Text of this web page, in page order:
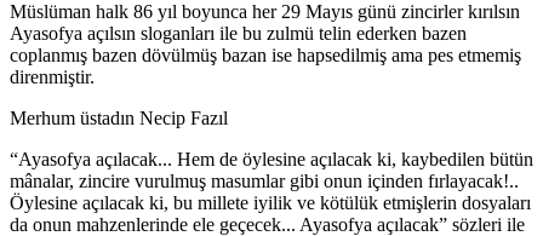
Müslüman halk 86 yıl boyunca her 29 Mayıs günü zincirler kırılsın
Ayasofya açılsın sloganları ile bu zulmü telin ederken bazen
coplanmış bazen dövülmüş bazan ise hapsedilmiş ama pes etmemiş
direnmiştir.
Merhum üstadın Necip Fazıl
“Ayasofya açılacak... Hem de öylesine açılacak ki, kaybedilen bütün
mânalar, zincire vurulmuş masumlar gibi onun içinden fırlayacak!..
Öylesine açılacak ki, bu millete iyilik ve kötülük etmişlerin dosyaları
da onun mahzenlerinde ele geçecek... Ayasofya açılacak” sözleri ile